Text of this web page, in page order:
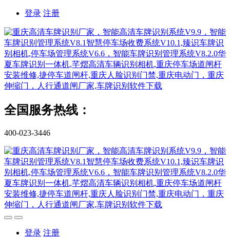
登录 注册
全国服务热线：
400-023-3446
登录 注册